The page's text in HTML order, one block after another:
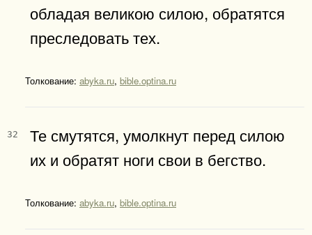
обладая великою силою, обратятся
преследовать тех.
Толкование: abyka.ru, bible.optina.ru
32
Те смутятся, умолкнут перед силою
их и обратят ноги свои в бегство.
Толкование: abyka.ru, bible.optina.ru